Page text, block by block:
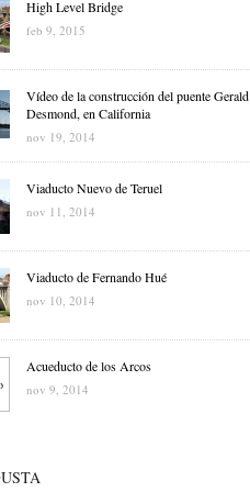
High Level Bridge
feb 9, 2015
Vídeo de la construcción del puente Gerald
Desmond, en California
nov 19, 2014
Viaducto Nuevo de Teruel
nov 11, 2014
Viaducto de Fernando Hué
nov 10, 2014
Acueducto de los Arcos
nov 9, 2014